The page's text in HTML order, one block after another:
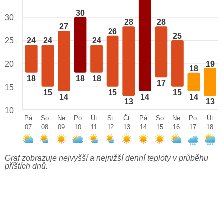
24
18
24
15
27
14
30
18
24
18
26
15
28
13
14
28
17
25
15
18
14
19
13
30
25
20
15
10
Pá
07
So
08
Ne
09
Po
10
Út
11
St
12
Čt
13
Pá
14
So
15
Ne
16
Po
17
Út
18
Graf zobrazuje nejvyšší a nejnižší denní teploty v průběhu
příštích dnů.